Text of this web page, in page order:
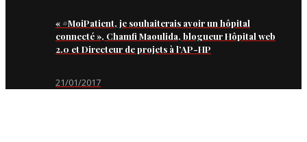
« #MoiPatient, je souhaiterais avoir un hôpital
connecté », Chamfi Maoulida, blogueur Hôpital web
2.0 et Directeur de projets à l’AP-HP
21/01/2017